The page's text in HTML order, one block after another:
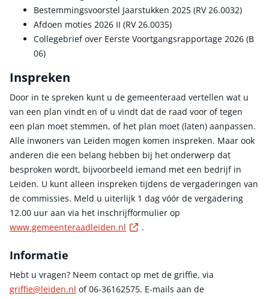
Bestemmingsvoorstel Jaarstukken 2025 (RV 26.0032)
Afdoen moties 2026 II (RV 26.0035)
Collegebrief over Eerste Voortgangsrapportage 2026 (B
06)
Inspreken
Door in te spreken kunt u de gemeenteraad vertellen wat u
van een plan vindt en of u vindt dat de raad voor of tegen
een plan moet stemmen, of het plan moet (laten) aanpassen.
Alle inwoners van Leiden mogen komen inspreken. Maar ook
anderen die een belang hebben bij het onderwerp dat
besproken wordt, bijvoorbeeld iemand met een bedrijf in
Leiden. U kunt alleen inspreken tijdens de vergaderingen van
de commissies. Meld u uiterlijk 1 dag vóór de vergadering
12.00 uur aan via het inschrijfformulier op
www.gemeenteraadleiden.nl
Externe link
.
Informatie
Hebt u vragen? Neem contact op met de griffie, via
griffie@leiden.nl of 06-36162575. E-mails aan de